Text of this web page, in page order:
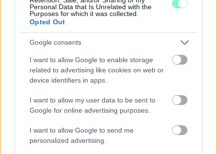
Personal Data that Is Unrelated with the
Purposes for which it was collected.
Opted Out
Google consents
I want to allow Google to enable storage
related to advertising like cookies on web or
device identifiers in apps.
I want to allow my user data to be sent to
Google for online advertising purposes.
I want to allow Google to send me
personalized advertising.
PIKNIK ITALOK: ÍZEK ÉS ÉLMÉNYEK A SZABADBAN
Ahogy tavaszodik és a nap egyre tovább marad velünk, sokaknak
támad kedve kirándulni a természetbe.